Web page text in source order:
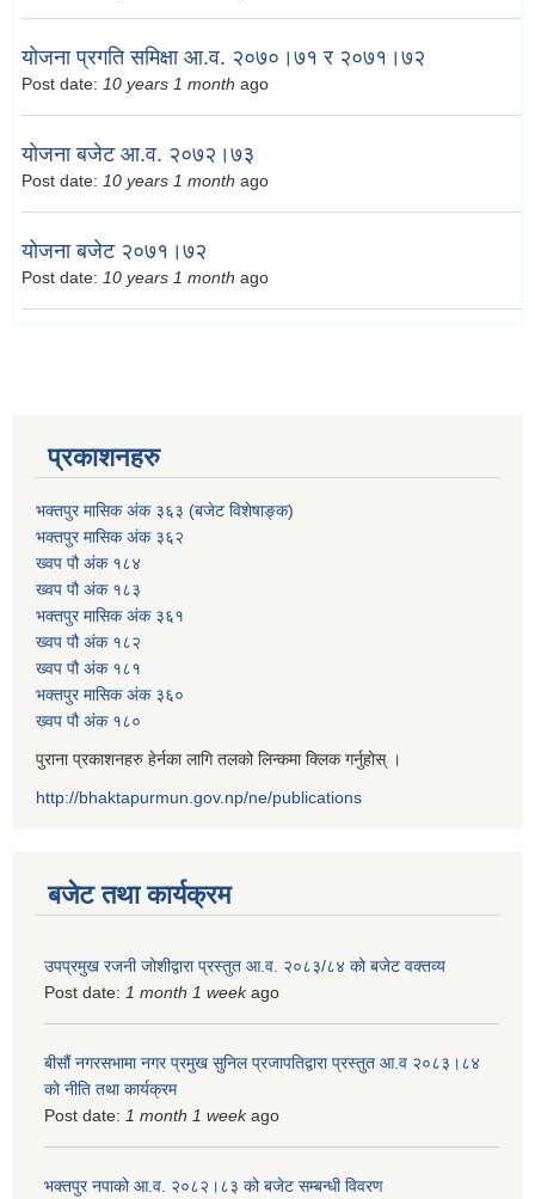
योजना प्रगति समिक्षा आ.व. २०७०।७१ र २०७१।७२
Post date: 10 years 1 month ago
योजना बजेट आ.व. २०७२।७३
Post date: 10 years 1 month ago
योजना बजेट २०७१।७२
Post date: 10 years 1 month ago
प्रकाशनहरु
भक्तपुर मासिक अंक ३६३ (बजेट विशेषाङ्क)
भक्तपुर मासिक अंक ३६२
ख्वप पौ अंक १८४
ख्वप पौ अंक १८३
भक्तपुर मासिक अंक ३६१
ख्वप पौ अंक १८२
ख्वप पौ अंक १८१
भक्तपुर मासिक अंक ३६०
ख्वप पौ अंक १८०
पुराना प्रकाशनहरु हेर्नका लागि तलको लिन्कमा क्लिक गर्नुहोस् ।
http://bhaktapurmun.gov.np/ne/publications
बजेट तथा कार्यक्रम
उपप्रमुख रजनी जोशीद्वारा प्रस्तुत आ.व. २०८३/८४ को बजेट वक्तव्य
Post date: 1 month 1 weekago
बीसौं नगरसभामा नगर प्रमुख सुनिल प्रजापतिद्वारा प्रस्तुत आ.व‍ २०८३।८४
को नीति तथा कार्यक्रम
Post date: 1 month 1 weekago
भक्तपुर नपाको आ.व. २०८२।८३ को बजेट सम्बन्धी विवरण